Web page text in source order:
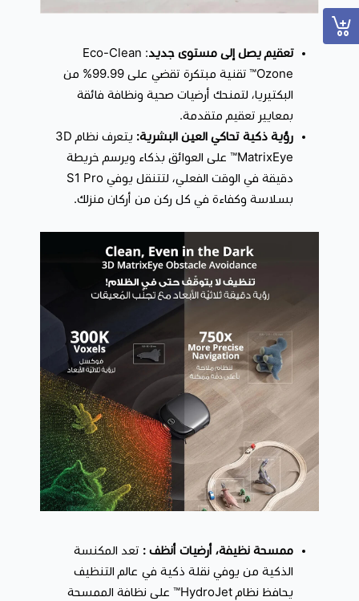
تعقيم يصل إلى مستوى جديد
: Eco-Clean
Ozone™ تقنية مبتكرة تقضي على 99.99% من
البكتيريا، لتمنحك أرضيات صحية ونظافة فائقة
بمعايير تعقيم متقدمة.
رؤية ذكية تحاكي العين البشرية:
يتعرف نظام 3D
MatrixEye™ على العوائق بذكاء ويرسم خريطة
دقيقة في الوقت الفعلي، لتتنقل يوفي S1 Pro
بسلاسة وكفاءة في كل ركن من أركان منزلك.
ممسحة نظيفة، أرضيات أنظف : تعد المكنسة
الذكية من يوفي نقلة ذكية في عالم التنظيف
يحافظ نظام HydroJet™ على نظافة الممسحة